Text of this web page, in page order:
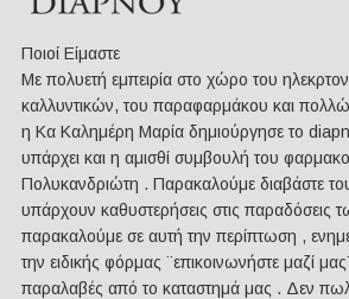
Ποιοί Είμαστε
Mε πολυετή εμπειρία στο χώρο του
καλλυντικών, του παραφαρμάκου και
η Κα Καλημέρη Μαρία δημιούργησε το
υπάρχει και η αμισθί συμβουλή του
Πολυκανδριώτη . Παρακαλούμε διαβάστε
υπάρχουν καθυστερήσεις στις παραδόσεις
παρακαλούμε σε αυτή την περίπτωση ,
την ειδικής φόρμας ¨επικοινωνήστε μαζί
παραλαβές από το καταστημά μας . Δεν